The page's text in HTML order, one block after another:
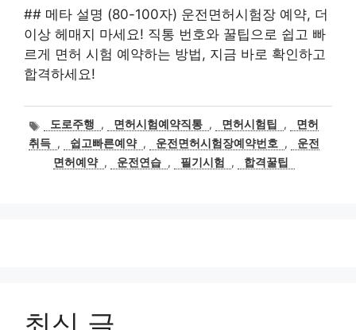
## 메타 설명 (80-100자) 운전면허시험장 예약, 더
이상 헤매지 마세요! 직통 번호와 꿀팁으로 쉽고 빠
르게 면허 시험 예약하는 방법, 지금 바로 확인하고
합격하세요!
태
그
도로주행 , 면허시험예약직통 , 면허시험팁 ,
면허
취득 , 쉽고빠른예약 , 운전면허시험장예약번호 ,
운전
면허예약 , 운전연습 , 필기시험 , 합격꿀팁